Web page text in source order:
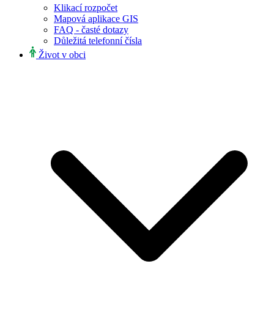
Klikací rozpočet
Mapová aplikace GIS
FAQ - časté dotazy
Důležitá telefonní čísla
Život v obci